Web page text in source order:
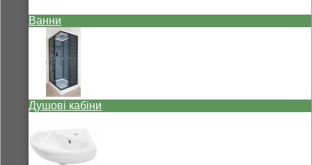
Ванни
Душові кабіни